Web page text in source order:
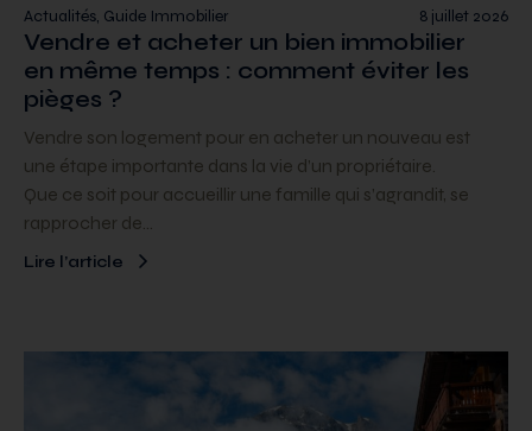
8 juillet 2026
Actualités, Guide Immobilier
Vendre et acheter un bien immobilier
en même temps : comment éviter les
pièges ?
Vendre son logement pour en acheter un nouveau est
une étape importante dans la vie d’un propriétaire.
Que ce soit pour accueillir une famille qui s’agrandit, se
rapprocher de…
Lire l’article